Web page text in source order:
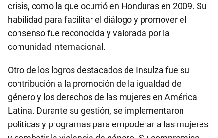
crisis, como la que ocurrió en Honduras en 2009. Su
habilidad para facilitar el diálogo y promover el
consenso fue reconocida y valorada por la
comunidad internacional.
Otro de los logros destacados de Insulza fue su
contribución a la promoción de la igualdad de
género y los derechos de las mujeres en América
Latina. Durante su gestión, se implementaron
políticas y programas para empoderar a las mujeres